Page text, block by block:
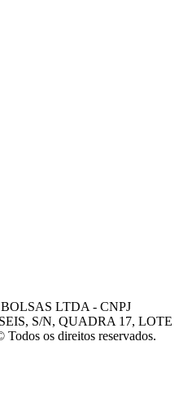
LTDA - CNPJ
S/N, QUADRA 17, LOTE
Todos os direitos reservados.